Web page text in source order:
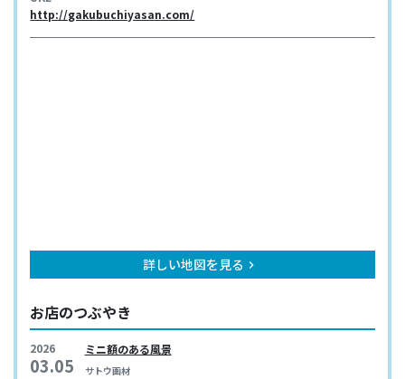
http://gakubuchiyasan.com/
詳しい地図を見る keyboard_arrow_right
お店のつぶやき
2026
03.05
ミニ額のある風景
サトウ画材